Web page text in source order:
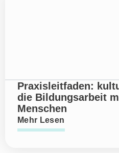
Praxisleitfaden:
die Bildungsarbeit
Menschen
Mehr Lesen